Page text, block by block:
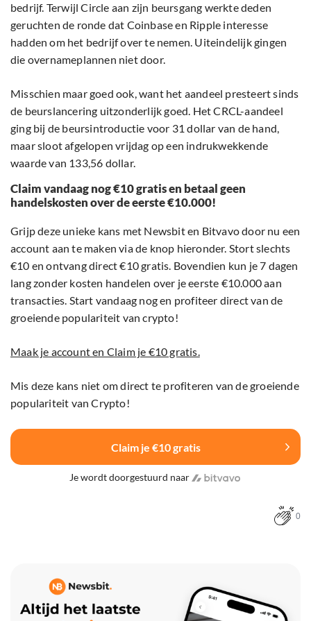
bedrijf. Terwijl Circle aan zijn beursgang werkte deden
geruchten de ronde dat Coinbase en Ripple interesse
hadden om het bedrijf over te nemen. Uiteindelijk gingen
die overnameplannen niet door.
Misschien maar goed ook, want het aandeel presteert sinds
de beurslancering uitzonderlijk goed. Het CRCL-aandeel
ging bij de beursintroductie voor 31 dollar van de hand,
maar sloot afgelopen vrijdag op een indrukwekkende
waarde van 133,56 dollar.
Claim vandaag nog €10 gratis en betaal geen
handelskosten over de eerste €10.000!
Grijp deze unieke kans met Newsbit en Bitvavo door nu een
account aan te maken via de knop hieronder. Stort slechts
€10 en ontvang direct €10 gratis. Bovendien kun je 7 dagen
lang zonder kosten handelen over je eerste €10.000 aan
transacties. Start vandaag nog en profiteer direct van de
groeiende populariteit van crypto!
Maak je account en Claim je €10 gratis.
Mis deze kans niet om direct te profiteren van de groeiende
populariteit van Crypto!
Claim je €10 gratis
Je wordt doorgestuurd naar
0